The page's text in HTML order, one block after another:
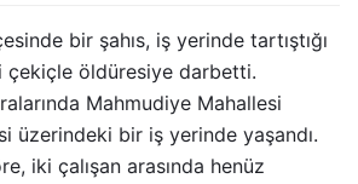
bir şahıs, iş yerinde tartıştığı
çekiçle öldüresiye darbetti.
Mahmudiye Mahallesi
üzerindeki bir iş yerinde yaşandı.
iki çalışan arasında henüz